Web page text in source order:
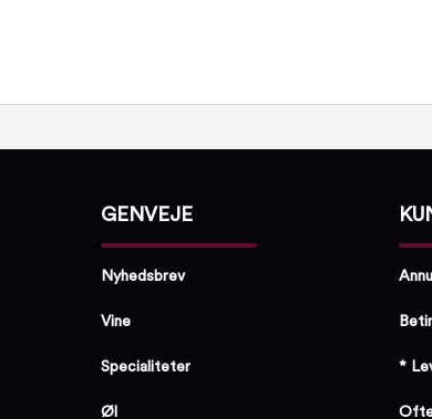
GENVEJE
Nyhedsbrev
Vine
Specialiteter
Øl
*